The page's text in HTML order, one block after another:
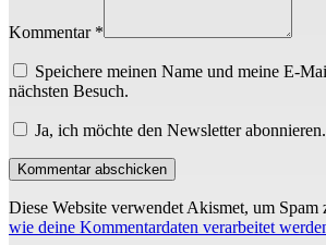
Kommentar *
Speichere meinen Name und meine E-
nächsten Besuch.
Ja, ich möchte den Newsletter abonnieren.
Diese Website verwendet Akismet, um Spam
wie deine Kommentardaten verarbeitet